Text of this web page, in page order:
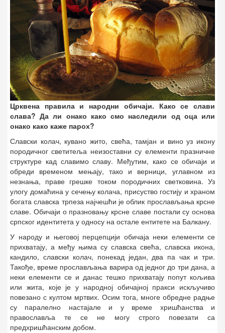
Црквена правила и народни обичаји. Како се слави
слава? Да ли онако како смо наследили од оца или
онако како каже парох?
Славски колач, кувано жито, свећа, тамјан и вино уз икону
породичног светитеља неизоставни су елементи празничне
структуре кад славимо славу. Међутим, како се обичаји и
обреди временом мењају, тако и верници, углавном из
незнања, праве грешке током породичних светковина. Уз
улогу домаћина у сечењу колача, присуство гостију и храном
богата славска трпеза најчешћи је облик прослављања крсне
славе. Обичаји о празновању крсне славе постали су основа
српског идентитета у односу на остале ентитете на Балкану.
У народу и његовој перцепцији обичаја неки елементи се
прихватају, а међу њима су славска свећа, славска икона,
кандило, славски колач, понекад један, два па чак и три.
Такође, време прослављања варира од једног до три дана, а
неки елементи се и данас тешко прихватају попут кољива
или жита, које је у народној обичајној пракси искључиво
повезано с култом мртвих. Осим тога, многе обредне радње
су паралелно настајале и у време хришћанства и
православља те се не могу строго повезати са
предхришћанским добом.